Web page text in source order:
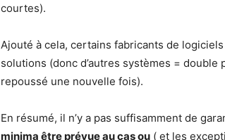
courtes).
Ajouté à cela, certains fabricants de
solutions (donc d’autres systèmes =
repoussé une nouvelle fois).
En résumé, il n’y a pas suffisamment de
minima être prévue au cas ou ( et les